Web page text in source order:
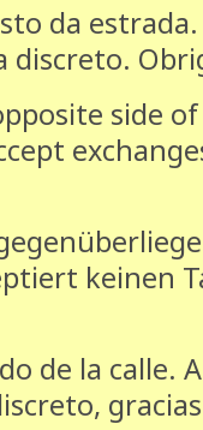
da
discreto.
side
keinen
de la calle.